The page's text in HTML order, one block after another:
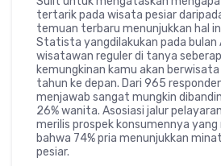
tertarik pada wisata pesiar
temuan terbaru menunjukkan hal
Statista yangdilakukan pada bulan
wisatawan reguler di tanya
kemungkinan kamu akan
tahun ke depan. Dari 965
menjawab sangat mungkin
26% wanita. Asosiasi jalur
merilis prospek konsumennya
bahwa 74% pria menunjukkan
pesiar.